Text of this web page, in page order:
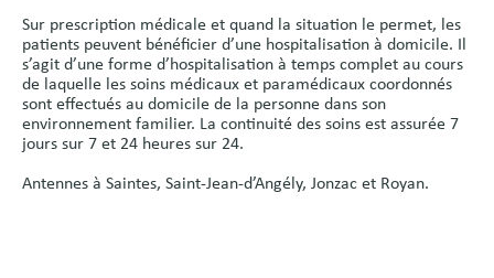
Sur prescription médicale et quand la situation le permet, les
patients peuvent bénéficier d’une hospitalisation à domicile. Il
s’agit d’une forme d’hospitalisation à temps complet au cours
de laquelle les soins médicaux et paramédicaux coordonnés
sont effectués au domicile de la personne dans son
environnement familier. La continuité des soins est assurée 7
jours sur 7 et 24 heures sur 24.
Antennes à Saintes, Saint-Jean-d’Angély, Jonzac et Royan.